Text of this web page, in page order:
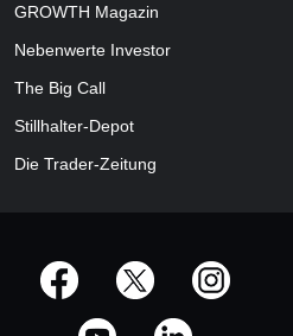
GROWTH Magazin
Nebenwerte Investor
The Big Call
Stillhalter-Depot
Die Trader-Zeitung
offizielle Social Media-Accounts